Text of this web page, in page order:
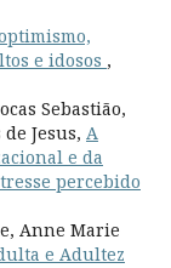
e idosos ,
Sebastião,
Jesus, A
e da
percebido
Anne Marie
e Adultez